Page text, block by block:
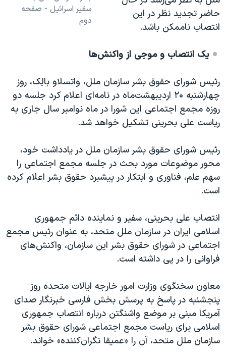
سفیر اسرائیل - صفحه
دوم
حاضر تجدید نظر در این
انتصاب ناممکن باشد.
یک انتصاب و موجی از واکنش‌ها
رئیس شورای حقوق بشر سازمان ملل، واتسلاو بالِک، روز
چهارشنبه ۲۰ اردیبهشت‌ماه در نامه‌ای اعلام کرد جلسه دو
روزه مجمع اجتماعی این شورا در ماه نوامبر سال جاری به
ریاست علی بحرینی تشکیل خواهد شد.
رئیس شورای حقوق بشر سازمان ملل در یادداشت خود،
محور موضوعات مورد بحث در جلسه مجمع اجتماعی را
سهم علم، فناوری و ابتکار در پیشبرد حقوق بشر اعلام کرده
است.
انتصاب علی بحرینی، سفیر و نماینده دائم جمهوری
اسلامی ایران در سازمان ملل متحد، به عنوان رئیس مجمع
اجتماعی در شورای حقوق بشر این سازمان، واکنش‌‌های
فراوانی را در پی داشته است.
معاون سخنگوی وزارت امور خارجه ایالات متحده روز
پنجشنبه در پاسخ به پرسش بخش فارسی خبرنگار صدای
آمریکا مبنی بر موضع واشنگتن درباره انتصاب جمهوری
اسلامی برای ریاست مجمع اجتماعی شورای حقوق بشر
سازمان ملل متحد، آن را «عمیقا نگران‌کننده» خواند.